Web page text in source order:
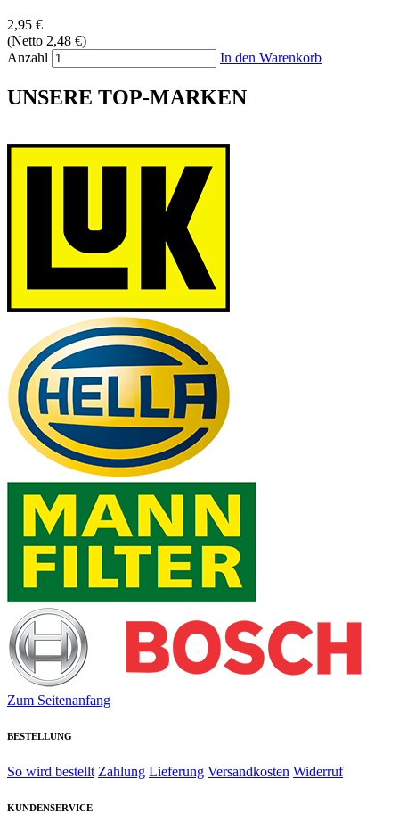
2,95 €
(Netto 2,48 €)
Anzahl
In den Warenkorb
UNSERE TOP-MARKEN
Zum Seitenanfang
BESTELLUNG
So wird bestellt Zahlung Lieferung Versandkosten Widerruf
KUNDENSERVICE